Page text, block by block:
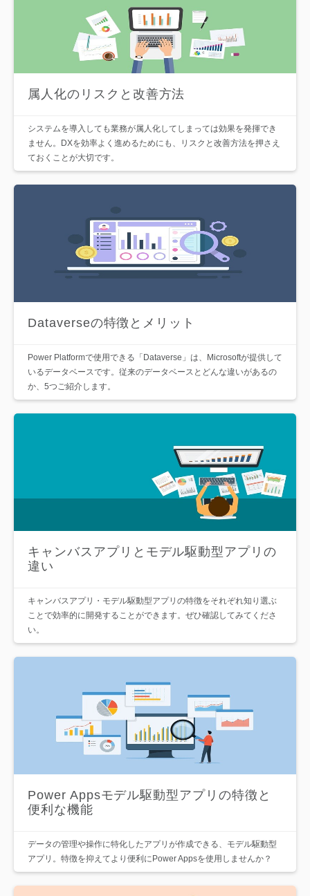
属人化のリスクと改善方法
システムを導入しても業務が属人化してしまっては効果を発揮でき
ません。DXを効率よく進めるためにも、リスクと改善方法を押さえ
ておくことが大切です。
Dataverseの特徴とメリット
Power Platformで使用できる「Dataverse」は、Microsoftが提供して
いるデータベースです。従来のデータベースとどんな違いがあるの
か、5つご紹介します。
キャンバスアプリとモデル駆動型アプリの
違い
キャンバスアプリ・モデル駆動型アプリの特徴をそれぞれ知り選ぶ
ことで効率的に開発することができます。ぜひ確認してみてくださ
い。
Power Appsモデル駆動型アプリの特徴と
便利な機能
データの管理や操作に特化したアプリが作成できる、モデル駆動型
アプリ。特徴を抑えてより便利にPower Appsを使用しませんか？